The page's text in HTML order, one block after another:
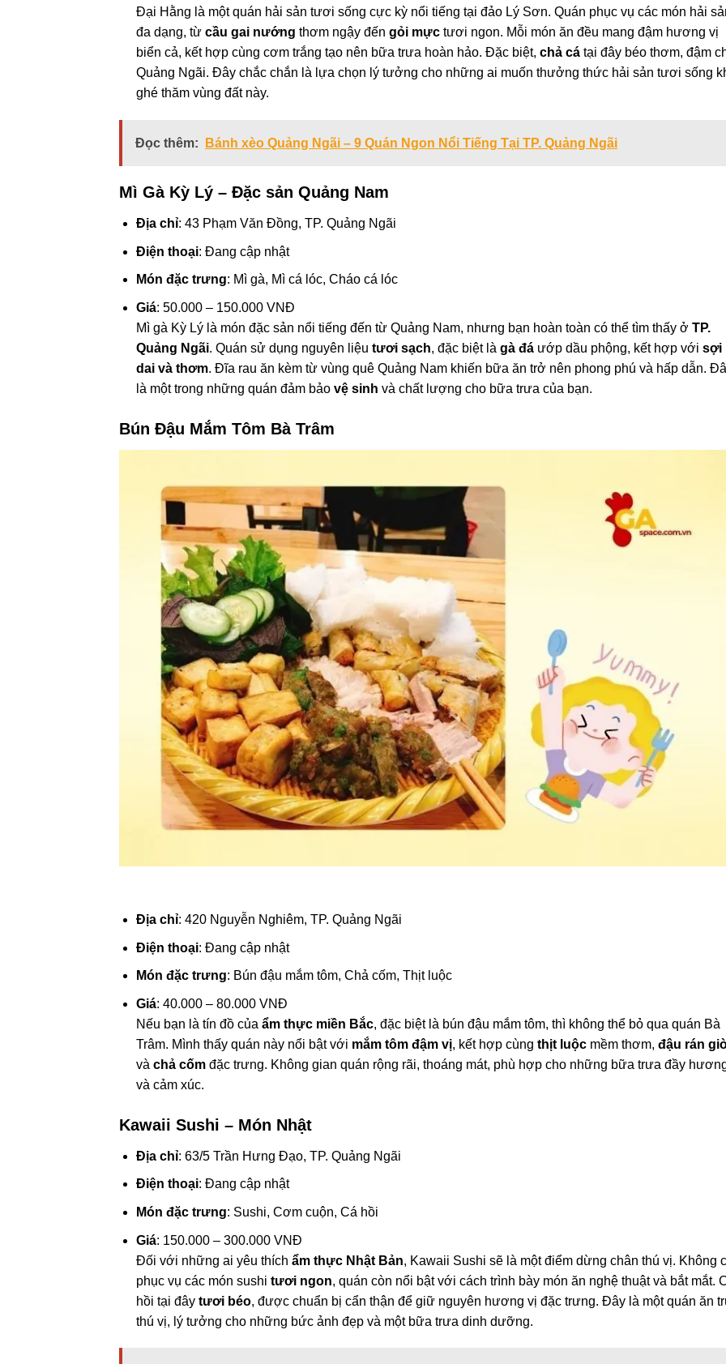
Đại Hằng là một quán hải sản tươi sống cực kỳ nổi tiếng tại đảo Lý Sơn. Quán phục vụ các món hải
đa dạng, từ cầu gai nướng thơm ngậy đến gỏi mựctươi ngon. Mỗi món ăn đều mang đậm hương vị
biển cả, kết hợp cùng cơm trắng tạo nên bữa trưa hoàn hảo. Đặc biệt, chả cátại đây béo thơm, đậm
Quảng Ngãi. Đây chắc chắn là lựa chọn lý tưởng cho những ai muốn thưởng thức hải sản tươi sống
ghé thăm vùng đất này.
Đọc thêm: Bánh xèo Quảng Ngãi – 9 Quán Ngon Nổi Tiếng Tại TP. Quảng Ngãi
Mì Gà Kỳ Lý – Đặc sản Quảng Nam
Địa chỉ: 43 Phạm Văn Đồng, TP. Quảng Ngãi
Điện thoại: Đang cập nhật
Món đặc trưng: Mì gà, Mì cá lóc, Cháo cá lóc
Giá: 50.000 – 150.000 VNĐ
Mì gà Kỳ Lý là món đặc sản nổi tiếng đến từ Quảng Nam, nhưng bạn hoàn toàn có thể tìm thấy ở TP.
Quảng Ngãi. Quán sử dụng nguyên liệu tươi sạch, đặc biệt là gà đáướp dầu phộng, kết hợp với sợi
dai và thơm. Đĩa rau ăn kèm từ vùng quê Quảng Nam khiến bữa ăn trở nên phong phú và hấp dẫn.
là một trong những quán đảm bảo vệ sinh và chất lượng cho bữa trưa của bạn.
Bún Đậu Mắm Tôm Bà Trâm
Địa chỉ: 420 Nguyễn Nghiêm, TP. Quảng Ngãi
Điện thoại: Đang cập nhật
Món đặc trưng: Bún đậu mắm tôm, Chả cốm, Thịt luộc
Giá: 40.000 – 80.000 VNĐ
Nếu bạn là tín đồ của ẩm thực miền Bắc, đặc biệt là bún đậu mắm tôm, thì không thể bỏ qua quán Bà
Trâm. Mình thấy quán này nổi bật với mắm tôm đậm vị, kết hợp cùng thịt luộcmềm thơm, đậu rán
và chả cốmđặc trưng. Không gian quán rộng rãi, thoáng mát, phù hợp cho những bữa trưa đầy
và cảm xúc.
Kawaii Sushi – Món Nhật
Địa chỉ: 63/5 Trần Hưng Đạo, TP. Quảng Ngãi
Điện thoại: Đang cập nhật
Món đặc trưng: Sushi, Cơm cuộn, Cá hồi
Giá: 150.000 – 300.000 VNĐ
Đối với những ai yêu thích ẩm thực Nhật Bản, Kawaii Sushi sẽ là một điểm dừng chân thú vị. Không
phục vụ các món sushi tươi ngon, quán còn nổi bật với cách trình bày món ăn nghệ thuật và bắt mắt.
hồi tại đây tươi béo, được chuẩn bị cẩn thận để giữ nguyên hương vị đặc trưng. Đây là một quán ăn
thú vị, lý tưởng cho những bức ảnh đẹp và một bữa trưa dinh dưỡng.